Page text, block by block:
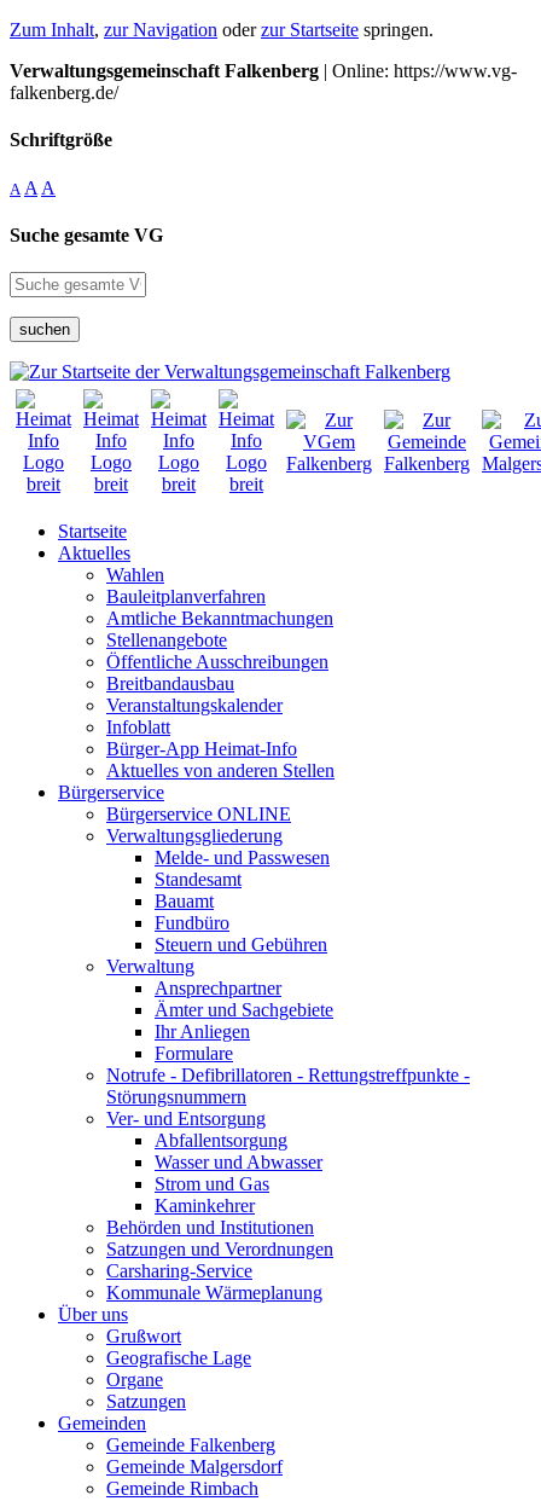
Zum Inhalt, zur Navigation oderzur Startseite springen.
Verwaltungsgemeinschaft Falkenberg | Online: https://www.vg-
falkenberg.de/
Schriftgröße
A A A
Suche gesamte VG
suchen
Startseite
Aktuelles
Wahlen
Bauleitplanverfahren
Amtliche Bekanntmachungen
Stellenangebote
Öffentliche Ausschreibungen
Breitbandausbau
Veranstaltungskalender
Infoblatt
Bürger-App Heimat-Info
Aktuelles von anderen Stellen
Bürgerservice
Bürgerservice ONLINE
Verwaltungsgliederung
Melde- und Passwesen
Standesamt
Bauamt
Fundbüro
Steuern und Gebühren
Verwaltung
Ansprechpartner
Ämter und Sachgebiete
Ihr Anliegen
Formulare
Notrufe - Defibrillatoren - Rettungstreffpunkte -
Störungsnummern
Ver- und Entsorgung
Abfallentsorgung
Wasser und Abwasser
Strom und Gas
Kaminkehrer
Behörden und Institutionen
Satzungen und Verordnungen
Carsharing-Service
Kommunale Wärmeplanung
Über uns
Grußwort
Geografische Lage
Organe
Satzungen
Gemeinden
Gemeinde Falkenberg
Gemeinde Malgersdorf
Gemeinde Rimbach